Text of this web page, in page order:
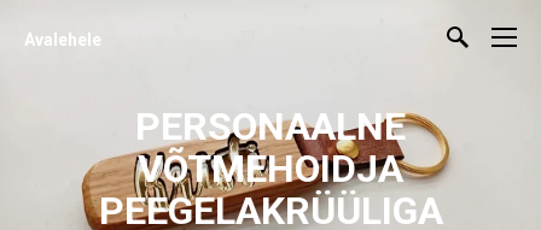
Avalehele
PERSONAALNE
VÕTMEHOIDJA
PEEGELAKRÜÜLIGA